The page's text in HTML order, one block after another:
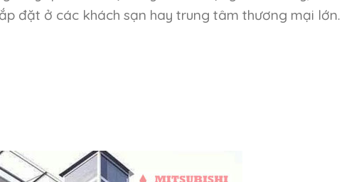
đặt ở các khách sạn hay trung tâm thương mại lớn.